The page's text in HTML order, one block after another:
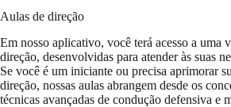
Aulas de direção
Em nosso aplicativo, você terá acesso a uma
direção, desenvolvidas para atender às suas
Se você é um iniciante ou precisa aprimorar
direção, nossas aulas abrangem desde os
técnicas avançadas de condução defensiva e